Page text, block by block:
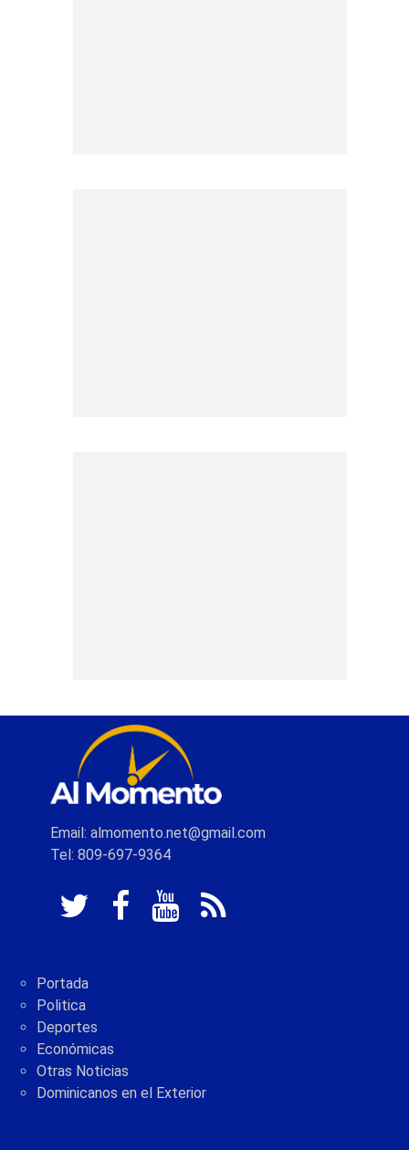
Email: almomento.net@gmail.com
Tel: 809-697-9364
Portada
Politica
Deportes
Económicas
Otras Noticias
Dominicanos en el Exterior